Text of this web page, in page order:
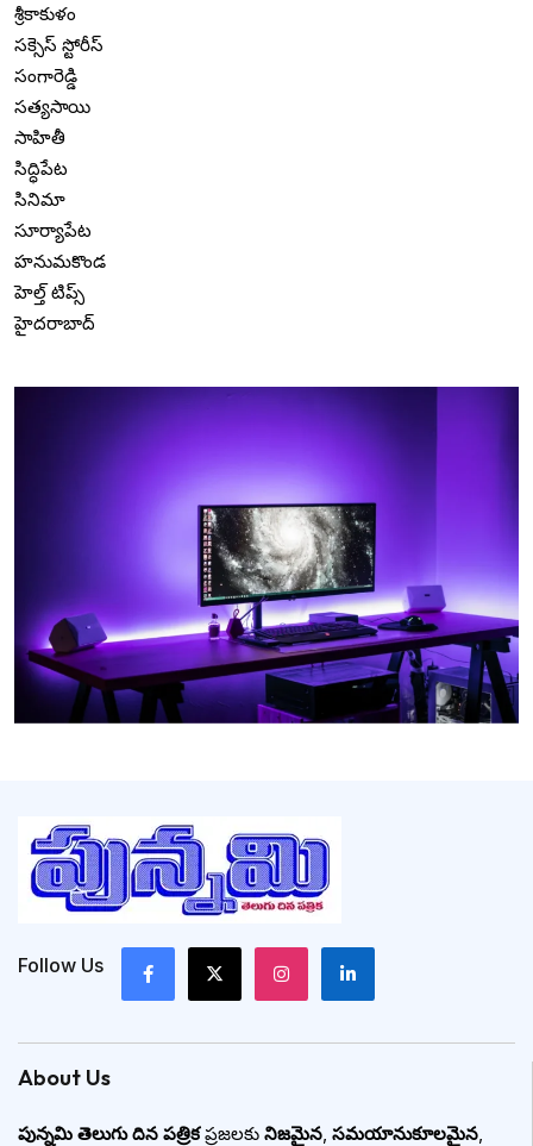
శ్రీకాకుళం
సక్సెస్ స్టోరీస్
సంగారెడ్డి
సత్యసాయి
సాహితీ
సిద్ధిపేట
సినిమా
సూర్యాపేట
హనుమకొండ
హెల్త్ టిప్స్
హైదరాబాద్
Follow Us
About Us
పున్నమి తెలుగు దిన పత్రికప్రజలకు నిజమైన, సమయానుకూలమైన,